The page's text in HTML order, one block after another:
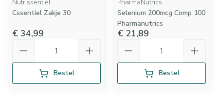
Nutrissentiel
Cssentiel Zakje 30
€ 34,99
Bestel
PharmaNutrics
Selenium 200mcg Comp 100
Pharmanutrics
€ 21,89
Bestel